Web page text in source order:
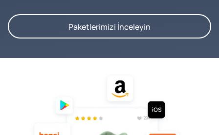
Paketlerimizi İnceleyin